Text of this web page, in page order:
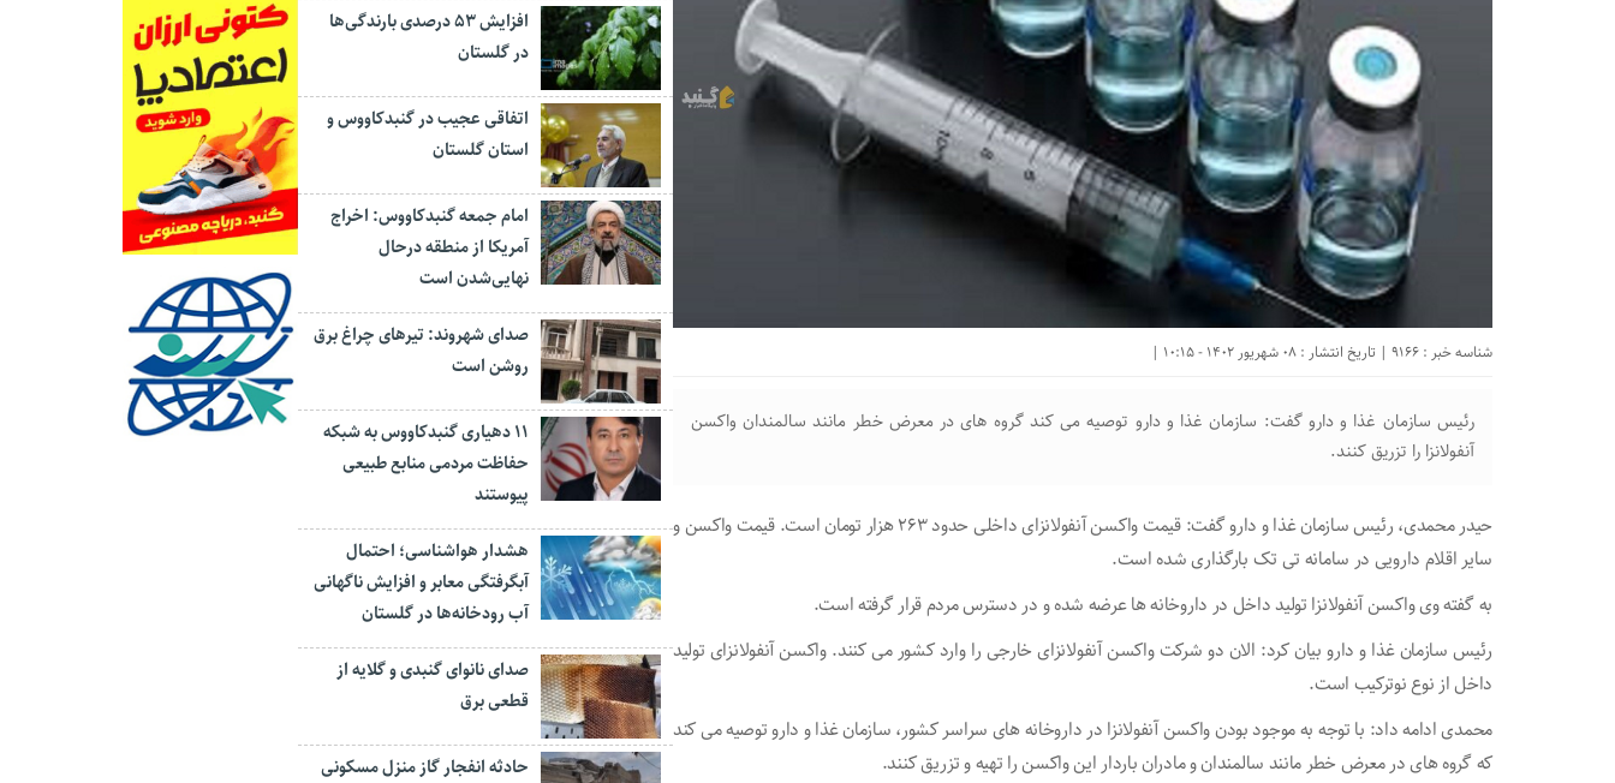
شناسه خبر : 9166 | تاریخ انتشار : 08 شهریور 1402 - 10:15 |
رئیس سازمان غذا و دارو گفت: سازمان غذا و دارو توصیه می کند گروه های در معرض خطر مانند سالمندان واکسن
آنفولانزا را تزریق کنند.
حیدر محمدی، رئیس سازمان غذا و دارو گفت:
قیمت واکسن آنفولانزای داخلی حدود ۲۶۳ هزار تومان است. قیمت واکسن و
سایر اقلام دارویی در سامانه تی تک بارگذاری شده است.
به گفته وی واکسن آنفولانزا تولید داخل در داروخانه ها عرضه شده و در دسترس مردم قرار گرفته است.
رئیس سازمان غذا و دارو بیان کرد: الان دو شرکت واکسن آنفولانزای خارجی را وارد کشور می کنند. واکسن آنفولانزای تولید
داخل از نوع نوترکیب است.
محمدی ادامه داد: با توجه به موجود بودن واکسن آنفولانزا در داروخانه های سراسر کشور، سازمان غذا و دارو توصیه می کند
که گروه های در معرض خطر مانند سالمندان و مادران باردار این واکسن را تهیه و تزریق کنند.
افزایش ۵۳ درصدی بارندگی‌ها
در گلستان
اتفاقی عجیب در‌ گنبدکاووس و
استان گلستان
امام جمعه گنبدکاووس: اخراج
آمریکا از منطقه درحال
نهایی‌شدن است
صدای شهروند: تیرهای چراغ برق
روشن است
۱۱ دهیاری گنبدکاووس به شبکه
حفاظت مردمی منابع طبیعی
پیوستند
هشدار هواشناسی؛ احتمال
آبگرفتگی معابر و افزایش ناگهانی
آب رودخانه‌ها در گلستان
صدای نانوای گنبدی و گلایه از
قطعی برق
حادثه انفجار گاز منزل مسکونی